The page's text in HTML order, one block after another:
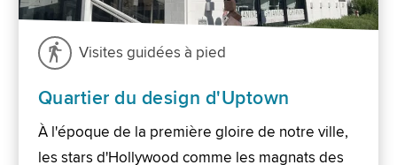
Visites guidées à pied
Quartier du design d'Uptown
À l'époque de la première gloire de notre ville,
les stars d'Hollywood comme les magnats des